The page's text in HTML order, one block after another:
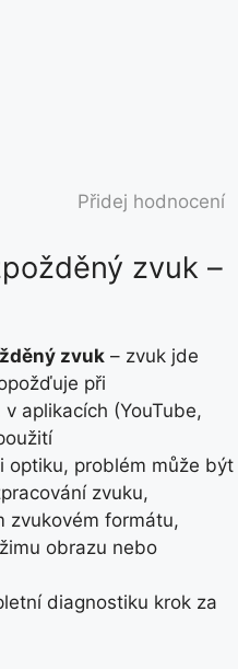
Přidej hodnocení
zvuk –
zvuk – zvuk jde
při
aplikacích (YouTube,
optiku, problém může být
zvuku,
zvukovém formátu,
obrazu nebo
diagnostiku krok za